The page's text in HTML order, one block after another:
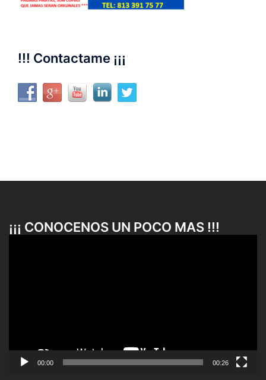
!!! Contactame ¡¡¡
¡¡¡ CONOCENOS UN POCO MAS !!!
00:00 00:26